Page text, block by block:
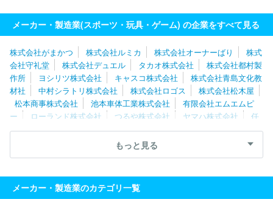
社
グローブライド株式会社
メーカー・製造業(スポーツ・玩具・ゲーム) の企業をすべて見る
株式会社がまかつ 株式会社ルミカ 株式会社オーナーばり
株式
会社守礼堂
株式会社デュエル タカオ株式会社
株式会社都村製
作所
ヨシリツ株式会社 キャスコ株式会社
株式会社青島文化教
材社
中村シラトリ株式会社 株式会社ロゴス
株式会社松木屋
松本商事株式会社
池本車体工業株式会社
有限会社エムエムピ
ー
ローランド株式会社 つるや株式会社 ヤマハ株式会社
任
天堂株式会社
ニューウェルブランズ・ジャパン合同会社
美津濃
ファイテン株式会社 山本光学株式会社
富士工業株式
会社
ンゼルプレイングカード製造京都株式会社
エルソニック株式会社
星野楽器株式会社
ミズノテクニクス株式会社
もっと見る
メーカー・製造業のカテゴリ一覧